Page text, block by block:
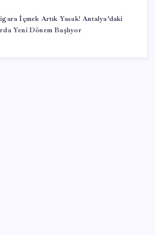
İçmek Artık Yasak! Antalya’daki
Yeni Dönem Başlıyor